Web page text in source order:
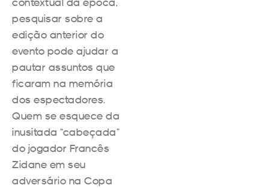
pesquisar sobre a
edição anterior do
evento pode ajudar a
pautar assuntos que
ficaram na memória
dos espectadores.
Quem se esquece da
inusitada “cabeçada”
do jogador Francês
Zidane em seu
adversário na Copa